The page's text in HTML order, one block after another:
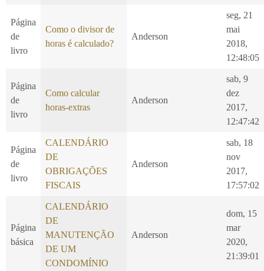
Página
de
livro
Como o divisor de
horas é calculado?
Anderson
seg, 21
mai
2018,
12:48:05
Página
de
livro
Como calcular
horas-extras
Anderson
sab, 9
dez
2017,
12:47:42
Página
de
livro
CALENDÁRIO
DE
OBRIGAÇÕES
FISCAIS
Anderson
sab, 18
nov
2017,
17:57:02
Página
básica
CALENDÁRIO
DE
MANUTENÇÃO
DE UM
CONDOMÍNIO
Anderson
dom, 15
mar
2020,
21:39:01